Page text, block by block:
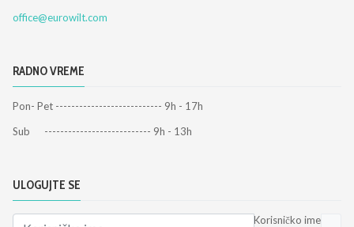
office@eurowilt.com
RADNO VREME
Pon- Pet --------------------------- 9h - 17h
Sub --------------------------- 9h - 13h
ULOGUJTE SE
Korisničko ime